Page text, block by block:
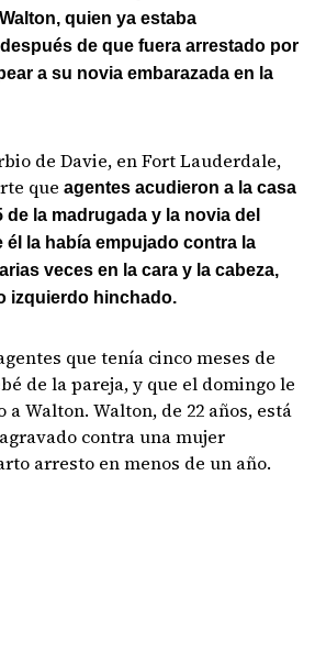
quien ya estaba
de que fuera arrestado por
a su novia embarazada en la
de Davie, en Fort Lauderdale,
que agentes acudieron a la casa
de la madrugada y la novia del
la había empujado contra la
veces en la cara y la cabeza,
izquierdo hinchado.
que tenía cinco meses de
de la pareja, y que el domingo le
Walton. Walton, de 22 años, está
contra una mujer
arresto en menos de un año.